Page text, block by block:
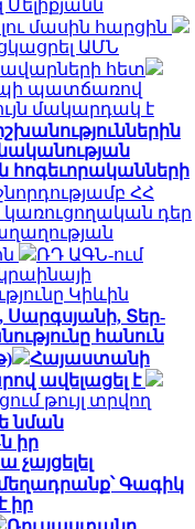
մասին հարցին
ԱՄՆ
հետ
պատճառով
մակարդակ է
հոգեւորականների
ՀՀ
կառուցողական դեր
ՌԴ ԱԳՆ-ում
Կիևին
Սարգսյանի, Տեր-
հանուն
Հայաստանի
ավելացել է
թույլ տրվող
նման
իր
Գագիկ
իր